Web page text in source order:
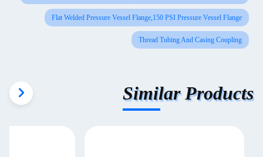
Flat Welded Pressure Vessel Flange,150 PSI Pressure Vessel Flange
Thread Tubing And Casing Coupling
Similar Products